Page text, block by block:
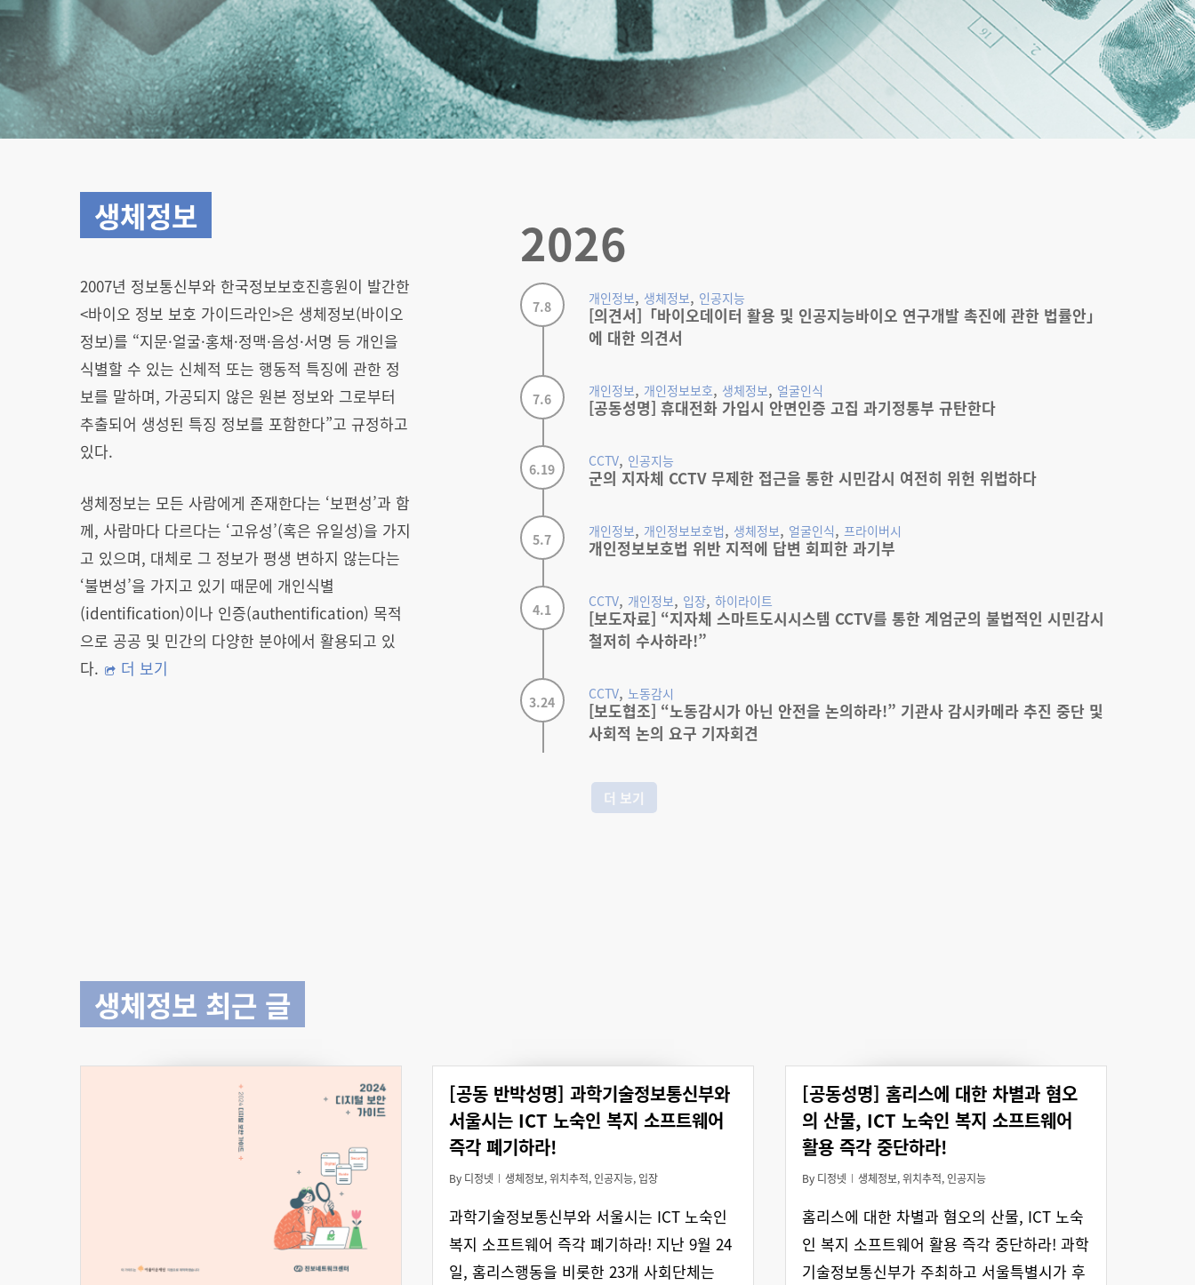
생체정보
2007년 정보통신부와 한국정보보호진흥원이 발간한
<바이오 정보 보호 가이드라인>은 생체정보(바이오
정보)를 “지문·얼굴·홍채·정맥·음성·서명 등 개인을
식별할 수 있는 신체적 또는 행동적 특징에 관한 정
보를 말하며, 가공되지 않은 원본 정보와 그로부터
추출되어 생성된 특징 정보를 포함한다”고 규정하고
있다.
생체정보는 모든 사람에게 존재한다는 ‘보편성’과 함
께, 사람마다 다르다는 ‘고유성’(혹은 유일성)을 가지
고 있으며, 대체로 그 정보가 평생 변하지 않는다는
‘불변성’을 가지고 있기 때문에 개인식별
(identification)이나 인증(authentification) 목적
으로 공공 및 민간의 다양한 분야에서 활용되고 있
다.
더 보기
2026
7.8 개인정보, 생체정보, 인공지능
[의견서]「바이오데이터 활용 및 인공지능바이오 연구개발 촉진에 관한 법률안」
에 대한 의견서
7.6 개인정보, 개인정보보호, 생체정보, 얼굴인식
[공동성명] 휴대전화 가입시 안면인증 고집 과기정통부 규탄한다
6.19 CCTV, 인공지능
군의 지자체 CCTV 무제한 접근을 통한 시민감시 여전히 위헌 위법하다
5.7 개인정보, 개인정보보호법, 생체정보, 얼굴인식, 프라이버시
개인정보보호법 위반 지적에 답변 회피한 과기부
4.1 CCTV, 개인정보, 입장, 하이라이트
[보도자료] “지자체 스마트도시시스템 CCTV를 통한 계엄군의 불법적인 시민감시
철저히 수사하라!”
3.24 CCTV, 노동감시
[보도협조] “노동감시가 아닌 안전을 논의하라!” 기관사 감시카메라 추진 중단 및
사회적 논의 요구 기자회견
더 보기
생체정보 최근 글
[공동 반박성명] 과학기술정보통신부와
서울시는 ICT 노숙인 복지 소프트웨어
즉각 폐기하라!
By 디정넷 생체정보,위치추적, 인공지능, 입장
과학기술정보통신부와 서울시는 ICT 노숙인
복지 소프트웨어 즉각 폐기하라! 지난 9월 24
일, 홈리스행동을 비롯한 23개 사회단체는
[공동성명] 홈리스에 대한 차별과 혐오
의 산물, ICT 노숙인 복지 소프트웨어
활용 즉각 중단하라!
By 디정넷 생체정보,위치추적, 인공지능
홈리스에 대한 차별과 혐오의 산물, ICT 노숙
인 복지 소프트웨어 활용 즉각 중단하라! 과학
기술정보통신부가 주최하고 서울특별시가 후